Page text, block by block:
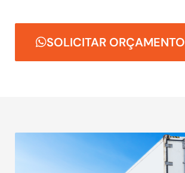
SOLICITAR ORÇAMENTO